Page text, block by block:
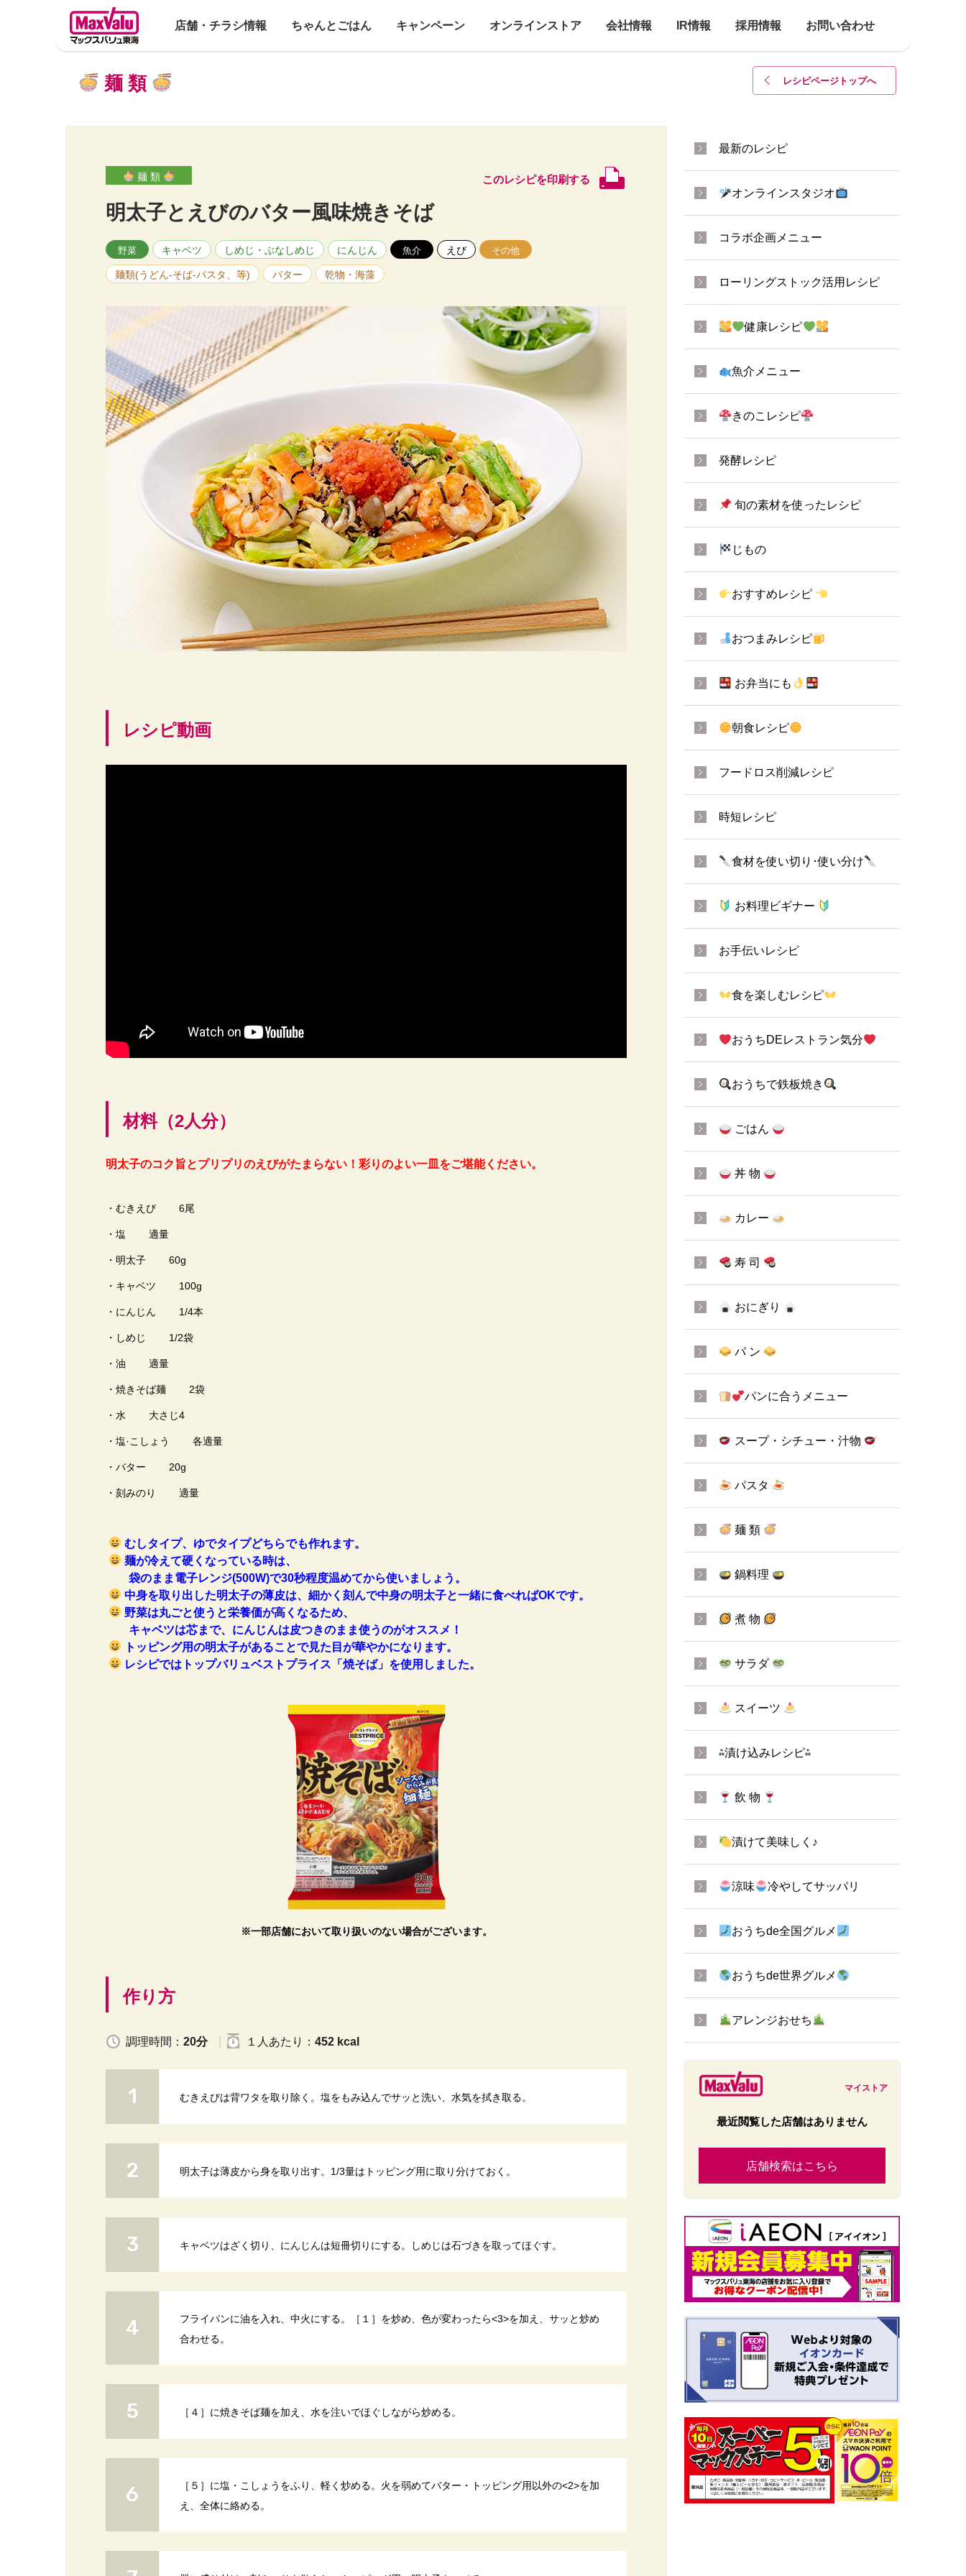
店舗・チラシ情報 ちゃんとごはん キャンペーン オンラインストア 会社情報 IR情報 採用情報 お問い合わせ
レシピページトップへ
麺 類
麺 類 このレシピを印刷する
明太子とえびのバター風味焼きそば
野菜 キャベツ しめじ・ぶなしめじ にんじん 魚介 えび その他
麺類(うどん-そば-パスタ、等) バター 乾物・海藻
レシピ動画
材料（2人分）
明太子のコク旨とプリプリのえびがたまらない！彩りのよい一皿をご堪能ください。
・むきえび 6尾
・塩 適量
・明太子 60g
・キャベツ 100g
・にんじん 1/4本
・しめじ 1/2袋
・油 適量
・焼きそば麺 2袋
・水 大さじ4
・塩·こしょう 各適量
・バター 20g
・刻みのり 適量
むしタイプ、ゆでタイプどちらでも作れます。
麺が冷えて硬くなっている時は、
袋のまま電子レンジ(500W)で30秒程度温めてから使いましょう。
中身を取り出した明太子の薄皮は、細かく刻んで中身の明太子と一緒に食べればOKです。
野菜は丸ごと使うと栄養価が高くなるため、
キャベツは芯まで、にんじんは皮つきのまま使うのがオススメ！
トッピング用の明太子があることで見た目が華やかになります。
レシピではトップバリュベストプライス「焼そば」を使用しました。
※一部店舗において取り扱いのない場合がございます。
作り方
調理時間： 20分 １人 あたり ： 452 kcal
むきえびは背ワタを取り除く。塩をもみ込んでサッと洗い、水気を拭き取る。
明太子は薄皮から身を取り出す。1/3量はトッピング用に取り分けておく。
キャベツはざく切り、にんじんは短冊切りにする。しめじは石づきを取ってほぐす。
フライパンに油を入れ、中火にする。［１］を炒め、色が変わったら<3>を加え、サッと炒め
合わせる。
［４］に焼きそば麺を加え、水を注いでほぐしながら炒める。
［５］に塩・こしょうをふり、軽く炒める。火を弱めてバター・トッピング用以外の<2>を加
え、全体に絡める。
最新のレシピ
オンラインスタジオ
コラボ企画メニュー
ローリングストック活用レシピ
健康レシピ
魚介メニュー
きのこレシピ
発酵レシピ
旬の素材を使ったレシピ
じもの
おすすめレシピ
おつまみレシピ
お弁当にも
朝食レシピ
フードロス削減レシピ
時短レシピ
食材を使い切り･使い分け
お料理ビギナー
お手伝いレシピ
食を楽しむレシピ
おうちDEレストラン気分
おうちで鉄板焼き
ごはん
丼 物
カレー
寿 司
おにぎり
パ ン
パンに合うメニュー
スープ・シチュー・汁物
パスタ
麺 類
鍋料理
煮 物
サラダ
スイーツ
⁂漬け込みレシピ⁂
飲 物
漬けて美味しく♪
涼味 冷やしてサッパリ
おうちde全国グルメ
おうちde世界グルメ
アレンジおせち
マイストア
最近閲覧した店舗はありません
店舗検索はこちら